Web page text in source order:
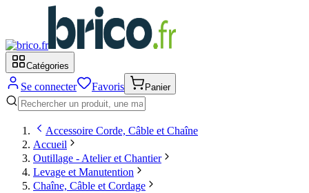
Catégories
Se connecter Favoris Panier
Accessoire Corde, Câble et Chaîne
Accueil
Outillage - Atelier et Chantier
Levage et Manutention
Chaîne, Câble et Cordage